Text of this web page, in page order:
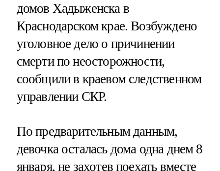
домов Хадыженска в
Краснодарском крае. Возбуждено
уголовное дело о причинении
смерти по неосторожности,
сообщили в краевом следственном
управлении СКР.
По предварительным данным,
девочка осталась дома одна днем 8
января, не захотев поехать вместе